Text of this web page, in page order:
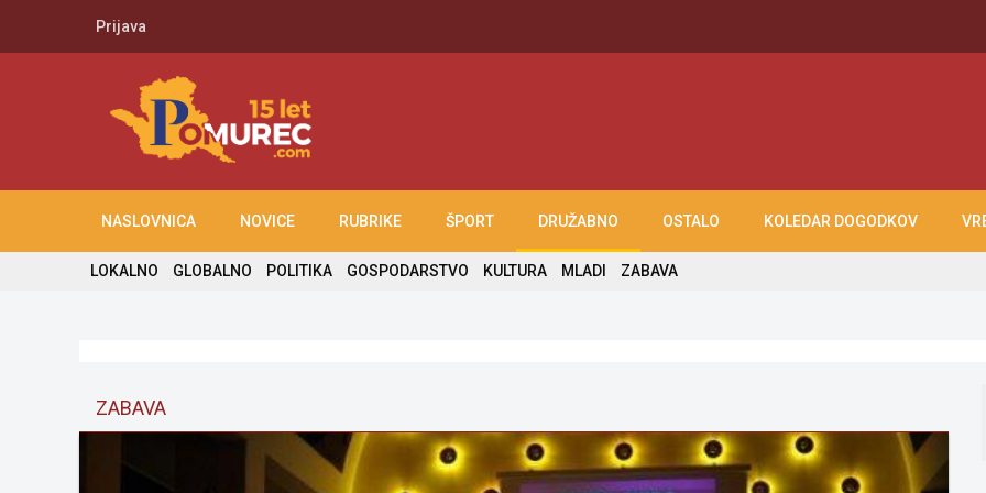
Prijava
NASLOVNICA NOVICE RUBRIKE ŠPORT DRUŽABNO OSTALO KOLEDAR DOGODKOV
LOKALNO GLOBALNO POLITIKA GOSPODARSTVO KULTURA MLADI ZABAVA
ZABAVA